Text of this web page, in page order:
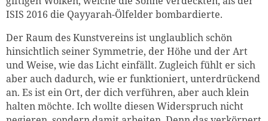
ISIS 2016 die Qayyarah-Ölfelder bombardierte.
Der Raum des Kunstvereins ist unglaublich schön
hinsichtlich seiner Symmetrie, der Höhe und der Art
und Weise, wie das Licht einfällt. Zugleich fühlt er sich
aber auch dadurch, wie er funktioniert, unterdrückend
an. Es ist ein Ort, der dich verführen, aber auch klein
halten möchte. Ich wollte diesen Widerspruch nicht